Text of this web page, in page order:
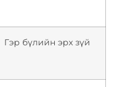
Гэр бүлийн эрх зүй